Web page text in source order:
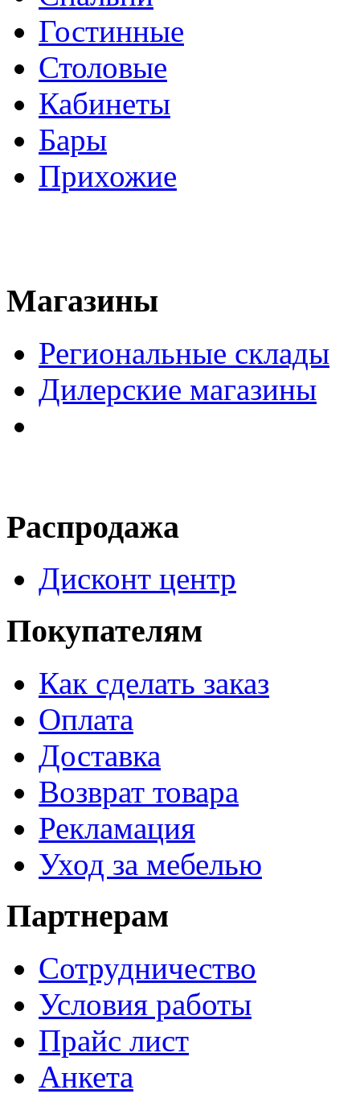
Гостинные
Столовые
Кабинеты
Бары
Прихожие
Магазины
Региональные склады
Дилерские магазины
Распродажа
Дисконт центр
Покупателям
Как сделать заказ
Оплата
Доставка
Возврат товара
Рекламация
Уход за мебелью
Партнерам
Сотрудничество
Условия работы
Прайс лист
Анкета